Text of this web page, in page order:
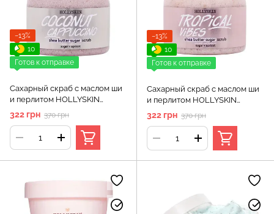
−13%
10
Готов к отправке
Сахарный скраб с маслом ши
и перлитом HOLLYSKIN
Coconut Cappuccino
322 грн 370 грн
−13%
10
Готов к отправке
Сахарный скраб с маслом ши
и перлитом HOLLYSKIN
Tropical Vibes
322 грн 370 грн